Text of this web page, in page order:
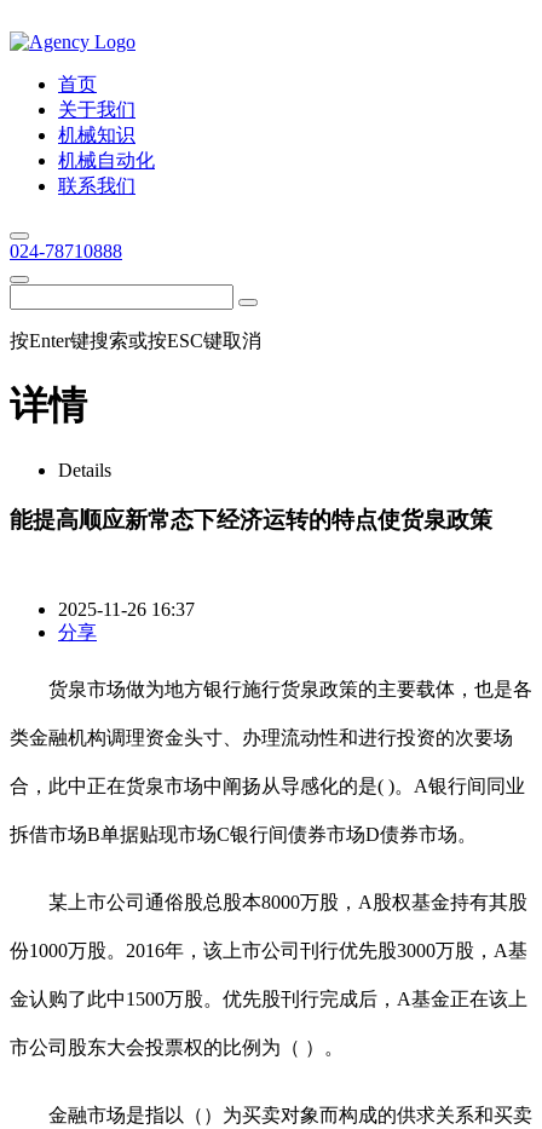
首页
关于我们
机械知识
机械自动化
联系我们
024-78710888
按Enter键搜索或按ESC键取消
详情
Details
能提高顺应新常态下经济运转的特点使货泉政策
2025-11-26 16:37
分享
货泉市场做为地方银行施行货泉政策的主要载体，也是各
类金融机构调理资金头寸、办理流动性和进行投资的次要场
合，此中正在货泉市场中阐扬从导感化的是( )。A银行间同业
拆借市场B单据贴现市场C银行间债券市场D债券市场。
某上市公司通俗股总股本8000万股，A股权基金持有其股
份1000万股。2016年，该上市公司刊行优先股3000万股，A基
金认购了此中1500万股。优先股刊行完成后，A基金正在该上
市公司股东大会投票权的比例为（ ）。
金融市场是指以（）为买卖对象而构成的供求关系和买卖